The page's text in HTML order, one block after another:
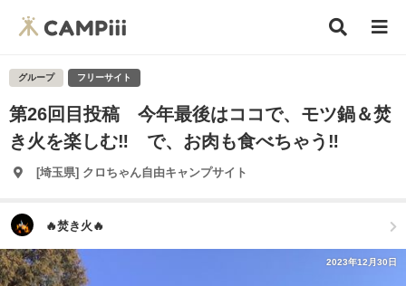
グループ フリーサイト
第26回目投稿 今年最後はココで、モツ鍋＆焚
き火を楽しむ‼️ で、お肉も食べちゃう‼️
[埼玉県] クロちゃん自由キャンプサイト
🔥焚き火🔥
2023年12月30日